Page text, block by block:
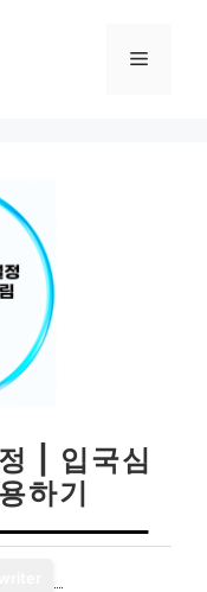
메
| 입국심
하기